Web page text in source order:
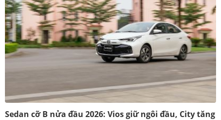
Sedan cỡ B nửa đầu 2026: Vios giữ ngôi đầu, City tăng